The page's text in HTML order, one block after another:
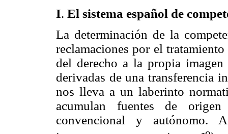
I. El sistema español de
La determinación de la
reclamaciones por el
del derecho a la propia
derivadas de una transferencia
nos lleva a un laberinto
acumulan fuentes de
convencional y autónomo.